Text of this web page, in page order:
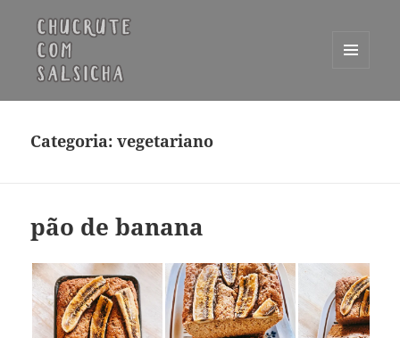
WIDGETS
Categoria:vegetariano
pão de banana